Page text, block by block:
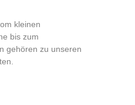
kleinen
bis zum
gehören zu unseren